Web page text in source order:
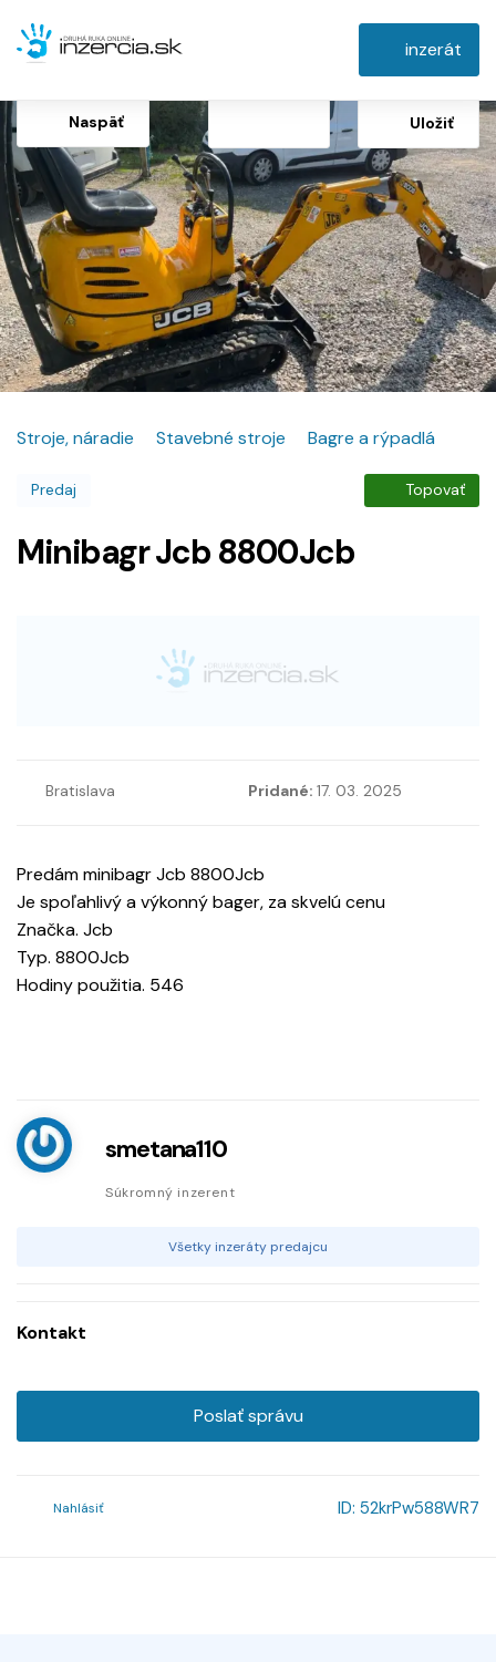
inzerát
Naspäť Uložiť
Stroje, náradie Stavebné stroje Bagre a rýpadlá
Predaj Topovať
Minibagr Jcb 8800Jcb
Bratislava Pridané: 17. 03. 2025
Predám minibagr Jcb 8800Jcb
Je spoľahlivý a výkonný bager, za skvelú cenu
Značka. Jcb
Typ. 8800Jcb
Hodiny použitia. 546
smetana110
Súkromný inzerent
Všetky inzeráty predajcu
Kontakt
Poslať správu
Nahlásiť ID: 52krPw588WR7